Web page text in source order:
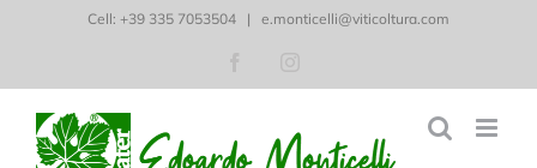
contenuto
Cell: ‭+39 335 7053504‬ | e.monticelli@viticoltura.com